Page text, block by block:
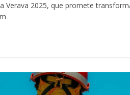
Verava 2025, que promete